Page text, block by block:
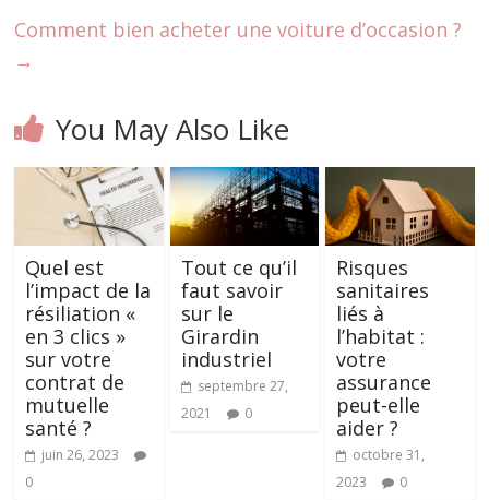
Comment bien acheter une voiture d’occasion ?
→
You May Also Like
Quel est
l’impact de la
résiliation «
en 3 clics »
sur votre
contrat de
mutuelle
santé ?
juin 26, 2023
0
Tout ce qu’il
faut savoir
sur le
Girardin
industriel
septembre 27,
2021
0
Risques
sanitaires
liés à
l’habitat :
votre
assurance
peut-elle
aider ?
octobre 31,
2023
0